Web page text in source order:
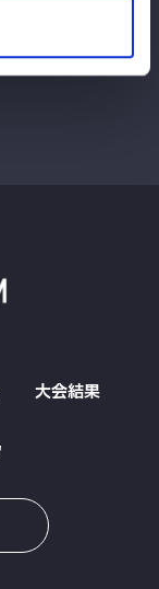
大会結果